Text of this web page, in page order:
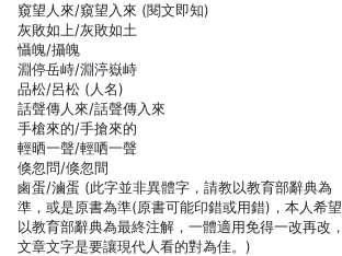
窺望人來/窺望入來 (閱文即知)
灰敗如上/灰敗如土
懾魄/攝魄
淵停岳峙/淵渟嶽峙
品松/呂松 (人名)
話聲傳人來/話聲傳入來
手槍來的/手搶來的
輕晒一聲/輕哂一聲
倏忽問/倏忽間
鹵蛋/滷蛋 (此字並非異體字，請教以教育部辭典為
準，或是原書為準(原書可能印錯或用錯)，本人希望
以教育部辭典為最終注解，一體適用免得一改再改，
文章文字是要讓現代人看的對為佳。)